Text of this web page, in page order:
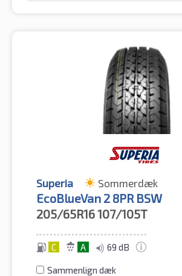
Superia Sommerdæk
EcoBlueVan 2 8PR BSW
205/65R16107/105T
C A 69 dB
Sammenlign dæk